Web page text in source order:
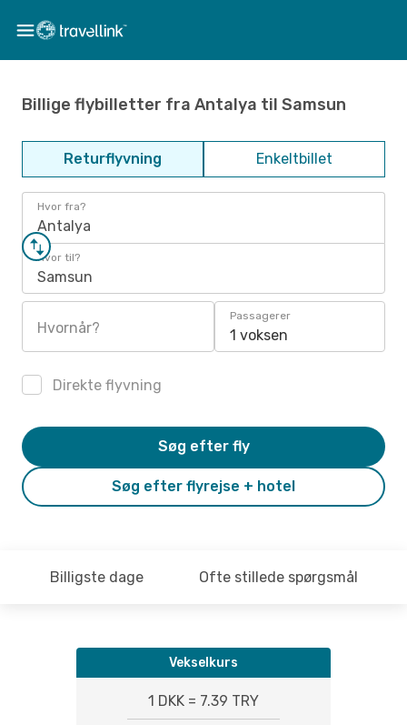
Billige flybilletter fra Antalya til Samsun
Returflyvning Enkeltbillet
Hvor fra?
Antalya
Hvor til?
Samsun
Hvornår?
Passagerer
1 voksen
Direkte flyvning
Søg efter flyrejse + hotel
Søg efter fly
Billigste dage Ofte stillede spørgsmål
Vekselkurs
1 DKK = 7.39 TRY